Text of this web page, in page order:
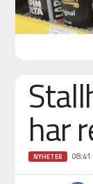
har
NYHETER 08:41